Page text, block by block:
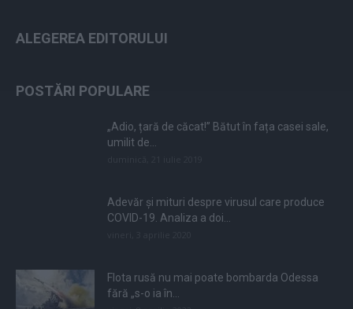
ALEGEREA EDITORULUI
POSTĂRI POPULARE
„Adio, țară de căcat!” Bătut în fața casei sale,
umilit de...
Adevăr și mituri despre virusul care produce
COVID-19. Analiza a doi...
Flota rusă nu mai poate bombarda Odessa
fără „s-o ia în...